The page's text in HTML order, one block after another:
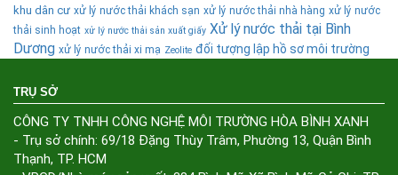
khu dân cư xử lý nước thải khách sạn xử lý nước thải nhà hàng xử lý nước
thải sinh hoạt xử lý nước thải sản xuất giấy Xử lý nước thải tại Bình
Dương xử lý nước thải xi mạ Zeolite đối tượng lập hồ sơ môi trường
TRỤ SỞ
CÔNG TY TNHH CÔNG NGHỆ MÔI TRƯỜNG HÒA BÌNH XANH
- Trụ sở chính: 69/18 Đặng Thùy Trâm, Phường 13, Quận Bình
Thạnh, TP. HCM